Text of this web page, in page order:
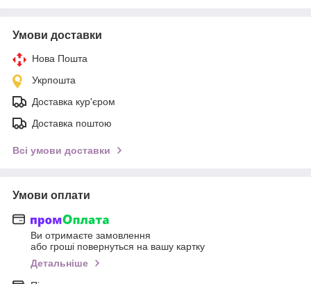
Умови доставки
Нова Пошта
Укрпошта
Доставка кур'єром
Доставка поштою
Всі умови доставки
Умови оплати
Ви отримаєте замовлення
або гроші повернуться на вашу картку
Детальніше